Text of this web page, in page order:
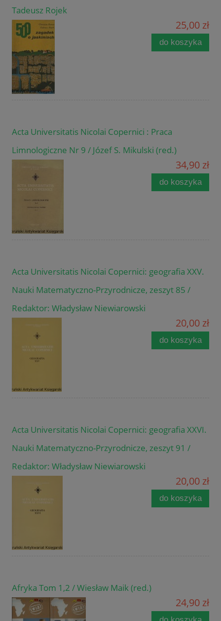
Tadeusz Rojek
25,00 zł
do koszyka
Acta Universitatis Nicolai Copernici : Praca
Limnologiczne Nr 9 / Józef S. Mikulski (red.)
34,90 zł
do koszyka
Acta Universitatis Nicolai Copernici: geografia XXV.
Nauki Matematyczno-Przyrodnicze, zeszyt 85 /
Redaktor: Władysław Niewiarowski
20,00 zł
do koszyka
Acta Universitatis Nicolai Copernici: geografia XXVI.
Nauki Matematyczno-Przyrodnicze, zeszyt 91 /
Redaktor: Władysław Niewiarowski
20,00 zł
do koszyka
Afryka Tom 1,2 / Wiesław Maik (red.)
24,90 zł